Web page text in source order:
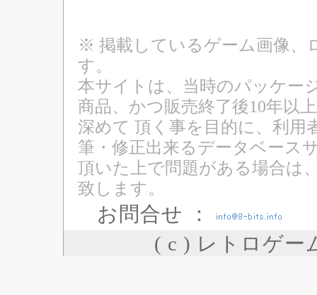
※ 掲載しているゲーム画像、
す。
本サイトは、当時のパッケー
商品、かつ販売終了後10年以
深めて 頂く事を目的に、利用
筆・修正出来るデータベース
頂いた上で問題がある場合は
致します。
お問合せ ：
( c ) レトロゲー